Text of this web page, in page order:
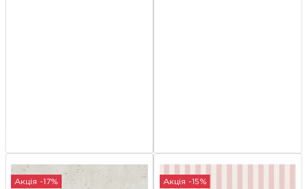
Акція -17% Акція -15%